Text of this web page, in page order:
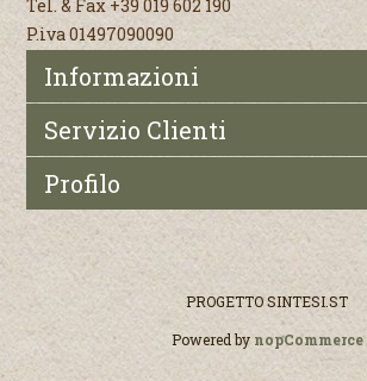
Tel. & Fax +39 019 602 190
P.iva 01497090090
Informazioni
Servizio Clienti
Profilo
PROGETTOSINTESI.ST
Powered by nopCommerce